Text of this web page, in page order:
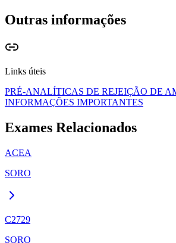
Outras informações
Links úteis
PRÉ-ANALÍTICAS DE REJEIÇÃO DE
INFORMAÇÕES IMPORTANTES
Exames Relacionados
ACEA
SORO
C2729
SORO